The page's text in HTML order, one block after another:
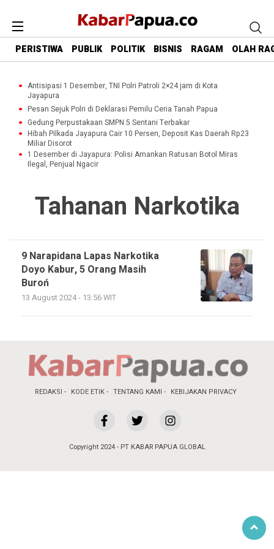
PERISTIWA PUBLIK POLITIK BISNIS RAGAM OLAH
Antisipasi 1 Desember, TNI Polri Patroli 2×24 jam di Kota
Jayapura
Pesan Sejuk Polri di Deklarasi Pemilu Ceria Tanah Papua
Gedung Perpustakaan SMPN 5 Sentani Terbakar
Hibah Pilkada Jayapura Cair 10 Persen, Deposit Kas Daerah Rp23
Miliar Disorot
1 Desember di Jayapura: Polisi Amankan Ratusan Botol Miras
Ilegal, Penjual Ngacir
Tahanan Narkotika
9 Narapidana Lapas Narkotika
Doyo Kabur, 5 Orang Masih
Buroń
13 August 2024 - 13:56 WIT
REDAKSI KODE ETIK TENTANG KAMI KEBIJAKAN PRIVACY
Copyright 2024 - PT KABAR PAPUA GLOBAL